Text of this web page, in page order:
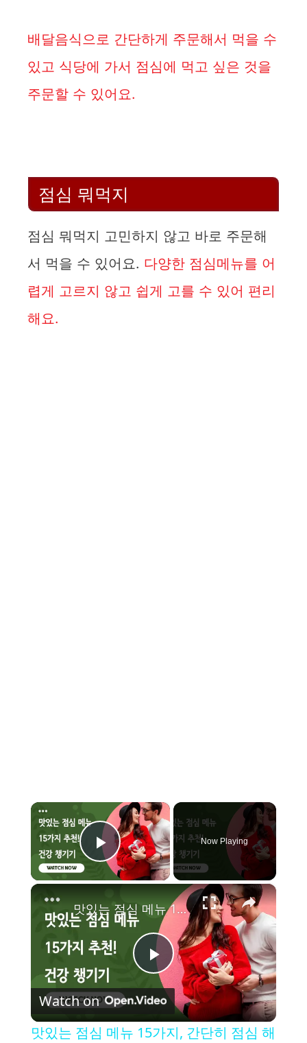
배달음식으로 간단하게 주문해서 먹을 수
있고 식당에 가서 점심에 먹고 싶은 것을
주문할 수 있어요.
점심 뭐먹지
점심 뭐먹지 고민하지 않고 바로 주문해
서 먹을 수 있어요. 다양한 점심메뉴를 어
렵게 고르지 않고 쉽게 고를 수 있어 편리
해요.
×
Play Video
Now Playing
×
P
l
맛있는 점심 메뉴 15가지, 간단히 점심 해결하기
Watch on
맛있는 점심 메뉴 15가지, 간단히 점심 해